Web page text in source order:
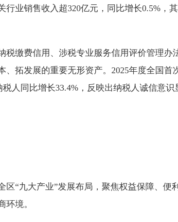
销售收入超320亿元，同比增长0.5%，
缴费信用、涉税专业服务信用评价管理办
拓发展的重要无形资产。2025年度全国首
人同比增长33.4%，反映出纳税人诚信意
“九大产业”发展布局，聚焦权益保障、便
境。